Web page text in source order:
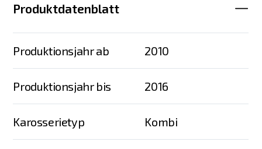
Produktdatenblatt
Produktionsjahr ab 2010
Produktionsjahr bis 2016
Karosserietyp Kombi